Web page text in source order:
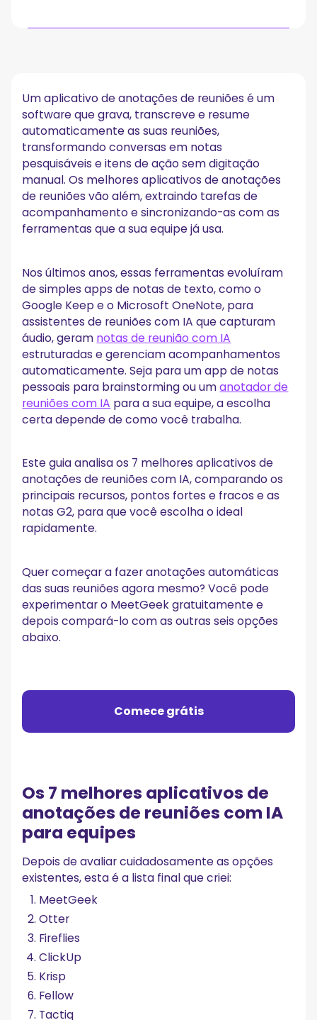
de ação e inteligência de reuniões pesquisável
2. Otter – melhor para colaboração em tempo real
3. Fireflies – melhor para integração com fluxos de trabalho
4. ClickUp – melhor para integração com gestão de projetos
5. Krisp – melhor para cancelamento de ruído e transcrição
6. Fellow – melhor para pautas de reuniões e colaboração
em equipe
7. Tactiq – melhor para usuários do Google Workspace
Como escolher o anotador de reuniões com IA certo
para a sua equipe
anotações tradicionais
Aplicativos de anotações tradicionais
Anotadores de reuniões com IA
Por que os aplicativos de anotações de reuniões
com IA são importantes para as equipes
O futuro das ferramentas de transcrição de reuniões
com IA
Perguntas frequentes
Qual é o melhor aplicativo para gravar notas de reuniões?
reuniões?
Os apps de notas de reunião ajudam a criar listas de
tarefas?
Posso usar um app de notas comum para reuniões?
Um aplicativo de anotações de reuniões é um
software que grava, transcreve e resume
automaticamente as suas reuniões,
transformando conversas em notas
pesquisáveis e itens de ação sem digitação
manual. Os melhores aplicativos de anotações
de reuniões vão além, extraindo tarefas de
acompanhamento e sincronizando-as com as
ferramentas que a sua equipe já usa.
Nos últimos anos, essas ferramentas evoluíram
de simples apps de notas de texto, como o
Google Keep e o Microsoft OneNote, para
assistentes de reuniões com IA que capturam
áudio, geram notas de reunião com IA
estruturadas e gerenciam acompanhamentos
automaticamente. Seja para um app de notas
pessoais para brainstorming ou umanotador de
reuniões com IA para a sua equipe, a escolha
certa depende de como você trabalha.
Este guia analisa os 7 melhores aplicativos de
anotações de reuniões com IA, comparando os
principais recursos, pontos fortes e fracos e as
notas G2, para que você escolha o ideal
rapidamente.
Quer começar a fazer anotações automáticas
das suas reuniões agora mesmo? Você pode
experimentar o MeetGeek gratuitamente e
depois compará-lo com as outras seis opções
abaixo.
Comece grátis
Os 7 melhores aplicativos de
anotações de reuniões com IA
para equipes
Depois de avaliar cuidadosamente as opções
existentes, esta é a lista final que criei:
MeetGeek
Otter
Fireflies
ClickUp
Krisp
Fellow
Tactiq